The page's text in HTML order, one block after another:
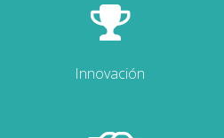
Innovación